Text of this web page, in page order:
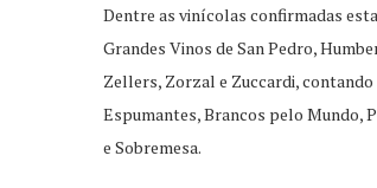
Dentre as vinícolas confirmadas
Grandes Vinos de San Pedro,
Zellers, Zorzal e Zuccardi,
Espumantes, Brancos pelo Mundo,
e Sobremesa.